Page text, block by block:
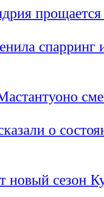
спарринг
о
новый сезон